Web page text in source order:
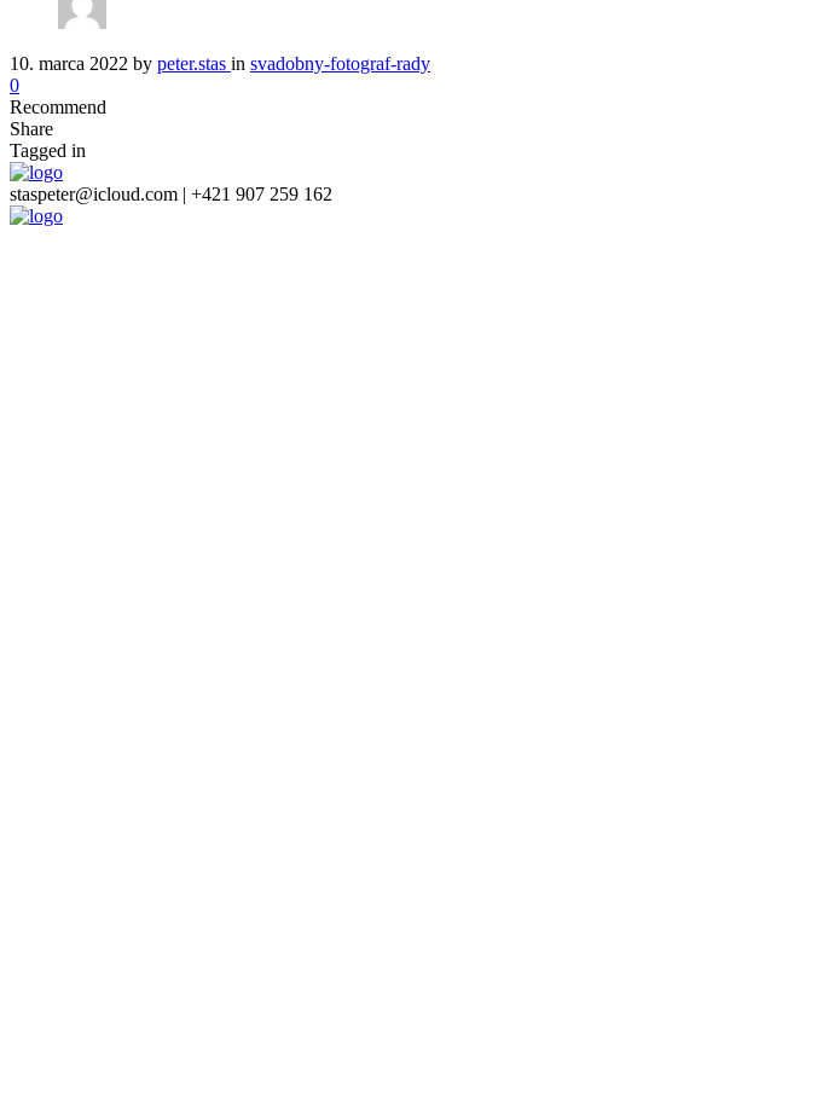
10. marca 2022 by peter.stas in svadobny-fotograf-rady
0
Recommend
Share
Tagged in
staspeter@icloud.com | +421 907 259 162